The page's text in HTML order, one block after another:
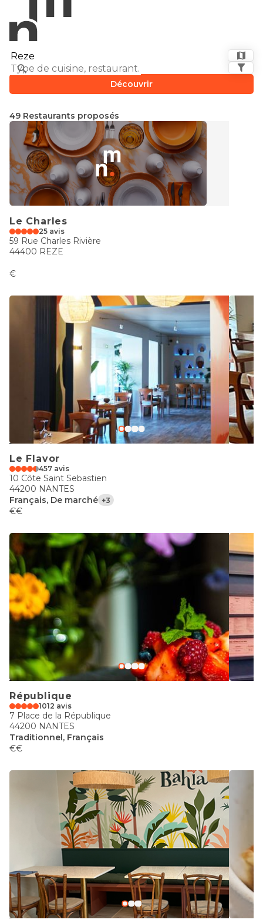
Découvrir
49 Restaurants proposés
Le Charles
25 avis
59 Rue Charles Rivière
44400 REZE
€
Le Flavor
457 avis
10 Côte Saint Sebastien
44200 NANTES
Français, De marché +3
€€
République
1012 avis
7 Place de la République
44200 NANTES
Traditionnel, Français
€€